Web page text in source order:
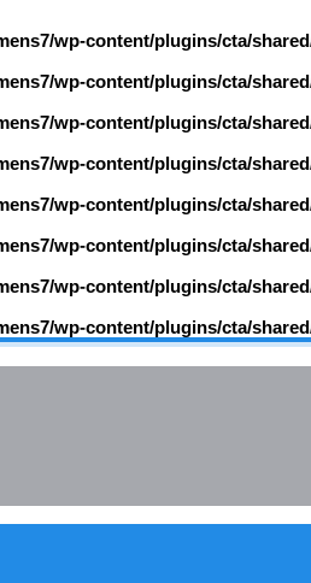
wp-content/plugins/cta/
wp-content/plugins/cta/
wp-content/plugins/cta/
wp-content/plugins/cta/
wp-content/plugins/cta/
wp-content/plugins/cta/
wp-content/plugins/cta/
wp-content/plugins/cta/